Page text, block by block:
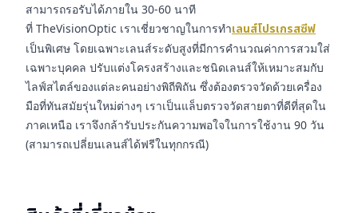
สามารถรอรับได้ภายใน 30-60 นาที
ที่ TheVisionOptic เราเชี่ยวชาญในการทำเลนส์โปรเกรสซีฟ
เป็นพิเศษ โดยเฉพาะเลนส์ระดับสูงที่มีการคำนวณค่าการสวมใส่
เฉพาะบุคคล ปรับแต่งโครงสร้างและชนิดเลนส์ให้เหมาะสมกับ
ไลฟ์สไตล์ของแต่ละคนอย่างพิถีพิถัน ซึ่งต้องตรวจวัดด้วยเครื่อง
มือที่ทันสมัยรุ่นใหม่ต่างๆ เราเป็นแล็บตรวจวัดสายตาที่ดีที่สุดใน
ภาคเหนือ เราจึงกล้ารับประกันความพอใจในการใช้งาน 90 วัน
(สามารถเปลี่ยนเลนส์ได้ฟรีในทุกกรณี)